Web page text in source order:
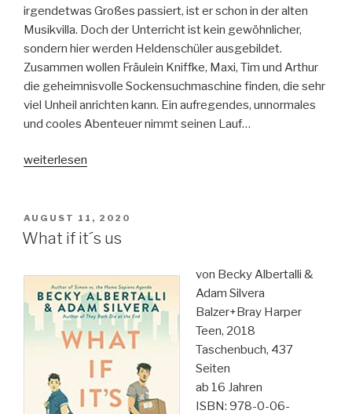
irgendetwas Großes passiert, ist er schon in der alten
Musikvilla. Doch der Unterricht ist kein gewöhnlicher,
sondern hier werden Heldenschüler ausgebildet.
Zusammen wollen Fräulein Kniffke, Maxi, Tim und Arthur
die geheimnisvolle Sockensuchmaschine finden, die sehr
viel Unheil anrichten kann. Ein aufregendes, unnormales
und cooles Abenteuer nimmt seinen Lauf…
„Fräulein
Heldenschule-
Stinkesocken
12
Uhr-
Band
weiterlesen
VERÖFFENTLICHT
AM
AUGUST 11, 2020
What if it´s us
von Becky Albertalli &
Adam Silvera
Balzer+Bray Harper
Teen, 2018
Taschenbuch, 437
Seiten
ab 16 Jahren
ISBN: 978-0-06-